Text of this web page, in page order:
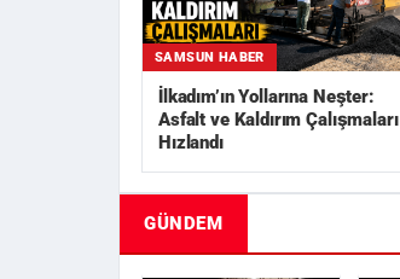
SAMSUN HABER
İlkadım’ın Yollarına Neşter:
Asfalt ve Kaldırım Çalışmaları
Hızlandı
GÜNDEM